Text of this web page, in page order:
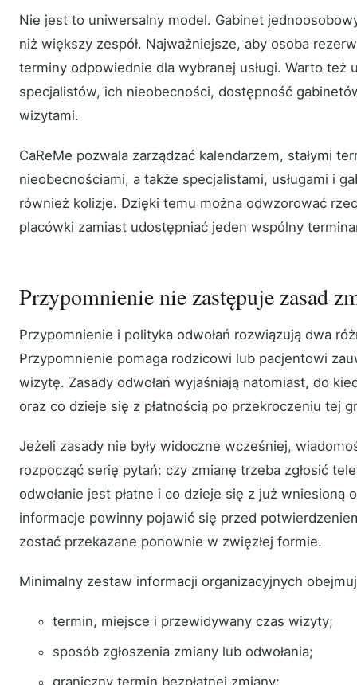
Nie jest to uniwersalny model. Gabinet
niż większy zespół. Najważniejsze, aby osoba
terminy odpowiednie dla wybranej usługi. Warto też
specjalistów, ich nieobecności, dostępność
wizytami.
CaReMe pozwala zarządzać kalendarzem, stałymi
nieobecnościami, a także specjalistami, usługami i
również kolizje. Dzięki temu można odwzorować
placówki zamiast udostępniać jeden wspólny
Przypomnienie nie zastępuje zasad
Przypomnienie i polityka odwołań rozwiązują dwa
Przypomnienie pomaga rodzicowi lub pacjentowi
wizytę. Zasady odwołań wyjaśniają natomiast, do
oraz co dzieje się z płatnością po przekroczeniu tej
Jeżeli zasady nie były widoczne wcześniej,
rozpocząć serię pytań: czy zmianę trzeba zgłosić
odwołanie jest płatne i co dzieje się z już wniesioną
informacje powinny pojawić się przed
zostać przekazane ponownie w zwięzłej formie.
Minimalny zestaw informacji organizacyjnych
termin, miejsce i przewidywany czas wizyty;
sposób zgłoszenia zmiany lub odwołania;